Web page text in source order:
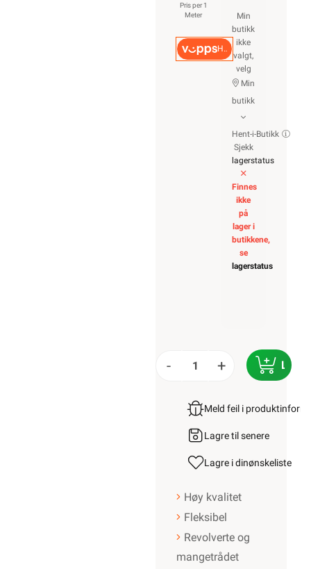
Pris per 1
Meter
Hurtigkasse
Min
butikk
ikke
valgt,
velg
Min
butikk
Hent-i-Butikk
Sjekk
lagerstatus
Finnes
ikke
på
lager i
butikkene,
se
lagerstatus
- +
Meld feil i
Lagre til senere
Lagre i dinønskeliste
Høy kvalitet
Fleksibel
Revolverte og
mangetrådet